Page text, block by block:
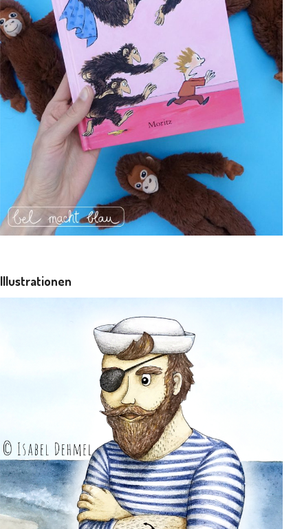
Illustrationen